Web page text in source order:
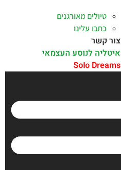
טיולים מאורגנים
כתבו עלינו
צור קשר
איטליה לנוסע העצמאי
Solo Dreams